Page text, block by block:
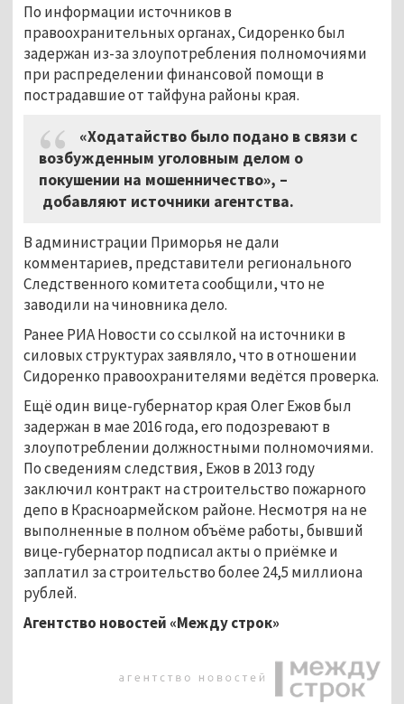
По информации источников в
правоохранительных органах, Сидоренко был
задержан из-за злоупотребления полномочиями
при распределении финансовой помощи в
пострадавшие от тайфуна районы края.
«Ходатайство было подано в связи с
возбужденным уголовным делом о
покушении на мошенничество», –
добавляют источники агентства.
В администрации Приморья не дали
комментариев, представители регионального
Следственного комитета сообщили, что не
заводили на чиновника дело.
Ранее РИА Новости со ссылкой на источники в
силовых структурах заявляло, что в отношении
Сидоренко правоохранителями ведётся проверка.
Ещё один вице-губернатор края Олег Ежов был
задержан в мае 2016 года, его подозревают в
злоупотреблении должностными полномочиями.
По сведениям следствия, Ежов в 2013 году
заключил контракт на строительство пожарного
депо в Красноармейском районе. Несмотря на не
выполненные в полном объёме работы, бывший
вице-губернатор подписал акты о приёмке и
заплатил за строительство более 24,5 миллиона
рублей.
Агентство новостей «Между строк»